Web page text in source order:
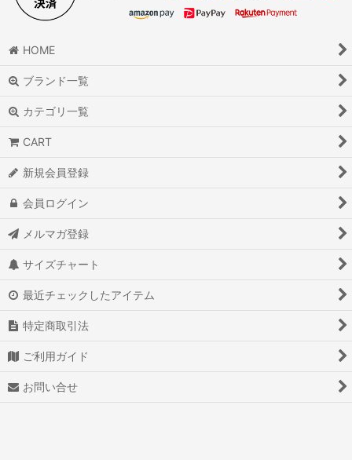
HOME
ブランド一覧
カテゴリ一覧
CART
新規会員登録
会員ログイン
メルマガ登録
サイズチャート
最近チェックしたアイテム
特定商取引法
ご利用ガイド
お問い合せ